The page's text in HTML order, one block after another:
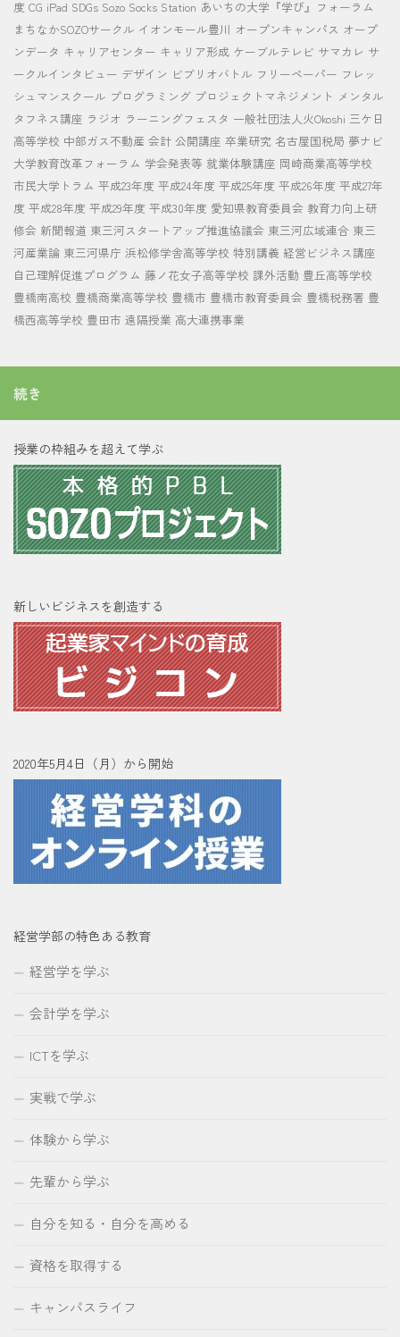
度 CG iPad SDGs Sozo Socks Station あいちの大学『学び』フォーラム
まちなかSOZOサークル イオンモール豊川 オープンキャンパス オープ
ンデータ キャリアセンター キャリア形成 ケーブルテレビ サマカレ サ
ークルインタビュー デザイン ビブリオバトル フリーペーパー フレッ
シュマンスクール プログラミング プロジェクトマネジメント メンタル
タフネス講座 ラジオ ラーニングフェスタ 一般社団法人火Okoshi 三ケ日
高等学校 中部ガス不動産 会計 公開講座 卒業研究 名古屋国税局 夢ナビ
大学教育改革フォーラム 学会発表等 就業体験講座 岡崎商業高等学校
市民大学トラム 平成23年度 平成24年度 平成25年度 平成26年度 平成27年
度 平成28年度 平成29年度 平成30年度 愛知県教育委員会 教育力向上研
修会 新聞報道 東三河スタートアップ推進協議会 東三河広域連合 東三
河産業論 東三河県庁 浜松修学舎高等学校 特別講義 経営ビジネス講座
自己理解促進プログラム 藤ノ花女子高等学校 課外活動 豊丘高等学校
豊橋南高校 豊橋商業高等学校 豊橋市 豊橋市教育委員会 豊橋税務署 豊
橋西高等学校 豊田市 遠隔授業 高大連携事業
続き
授業の枠組みを超えて学ぶ
新しいビジネスを創造する
2020年5月4日（月）から開始
経営学部の特色ある教育
経営学を学ぶ
会計学を学ぶ
ICTを学ぶ
実戦で学ぶ
体験から学ぶ
先輩から学ぶ
自分を知る・自分を高める
資格を取得する
キャンパスライフ